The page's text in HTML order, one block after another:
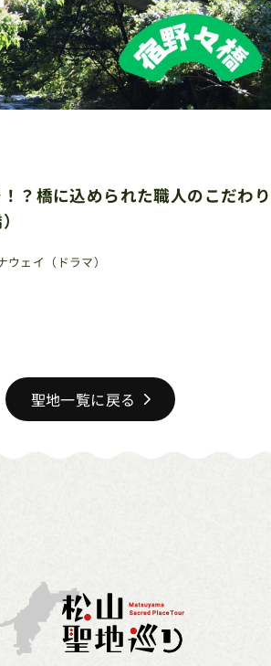
？橋に込められた職人のこだわ
ウェイ（ドラマ）
聖地一覧に戻る